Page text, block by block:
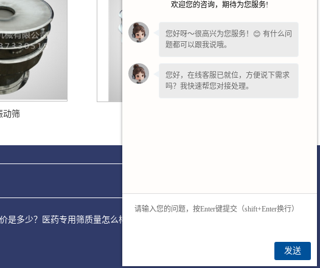
动筛
多少？医药专用筛质量怎么样？新乡市永清筛分机械有限公司专门承
欢迎您的咨询，期待为您服务!
您好呀～很高兴为您服务！😊 有什么问
题都可以跟我说哦。
您好，在线客服已就位，方便说下需求
吗？我快速帮您对接处理。
发送